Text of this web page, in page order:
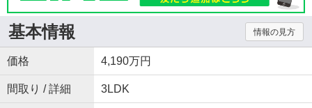
基本情報 情報の見方
価格 4,190万円
間取り / 詳細 3LDK